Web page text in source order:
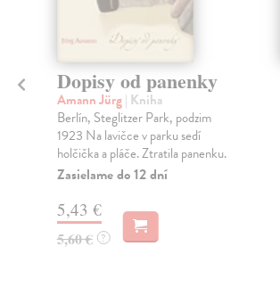
Dopisy od panenky
Amann Jürg| Kniha
Berlín, Steglitzer Park, podzim
1923 Na lavičce v parku sedí
holčička a pláče. Ztratila panenku.
Zasielame do 12 dní
5,43 €
5,60 € ?